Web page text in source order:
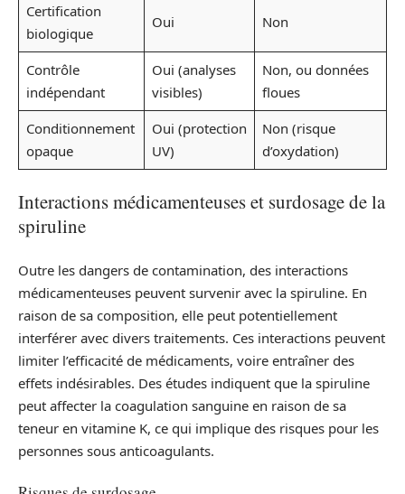
Certification
biologique
Oui Non
Contrôle
indépendant
Oui (analyses
visibles)
Non, ou données
floues
Conditionnement
opaque
Oui (protection
UV)
Non (risque
d’oxydation)
Interactions médicamenteuses et surdosage de la
spiruline
Outre les dangers de contamination, des interactions
médicamenteuses peuvent survenir avec la spiruline. En
raison de sa composition, elle peut potentiellement
interférer avec divers traitements. Ces interactions peuvent
limiter l’efficacité de médicaments, voire entraîner des
effets indésirables. Des études indiquent que la spiruline
peut affecter la coagulation sanguine en raison de sa
teneur en vitamine K, ce qui implique des risques pour les
personnes sous anticoagulants.